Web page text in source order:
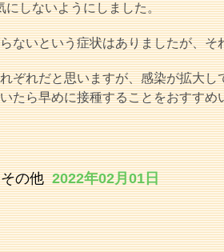
にしないようにしました。
ないという症状はありましたが、
ぞれだと思いますが、感染が拡大
たら早めに接種することをおすすめ
その他 2022年02月01日